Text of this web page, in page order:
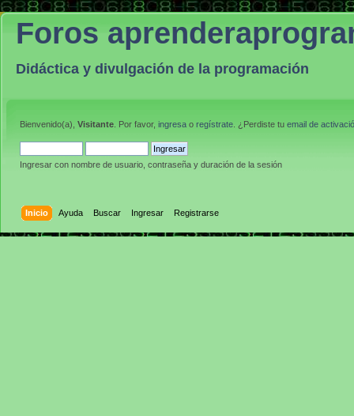
Foros
Didáctica y divulgación de la programación
Bienvenido(a), Visitante . Por favor, ingresa o regístrate . ¿Perdiste tu email de
Ingresar con nombre de usuario, contraseña y duración de la sesión
Inicio Ayuda Buscar Ingresar Registrarse